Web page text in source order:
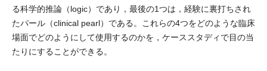
る科学的推論（logic）であり，最後の1つは，経験に裏打ちされ
たパール（clinical pearl）である。これらの4つをどのような臨床
場面でどのようにして使用するのかを，ケーススタディで目の当
たりにすることができる。